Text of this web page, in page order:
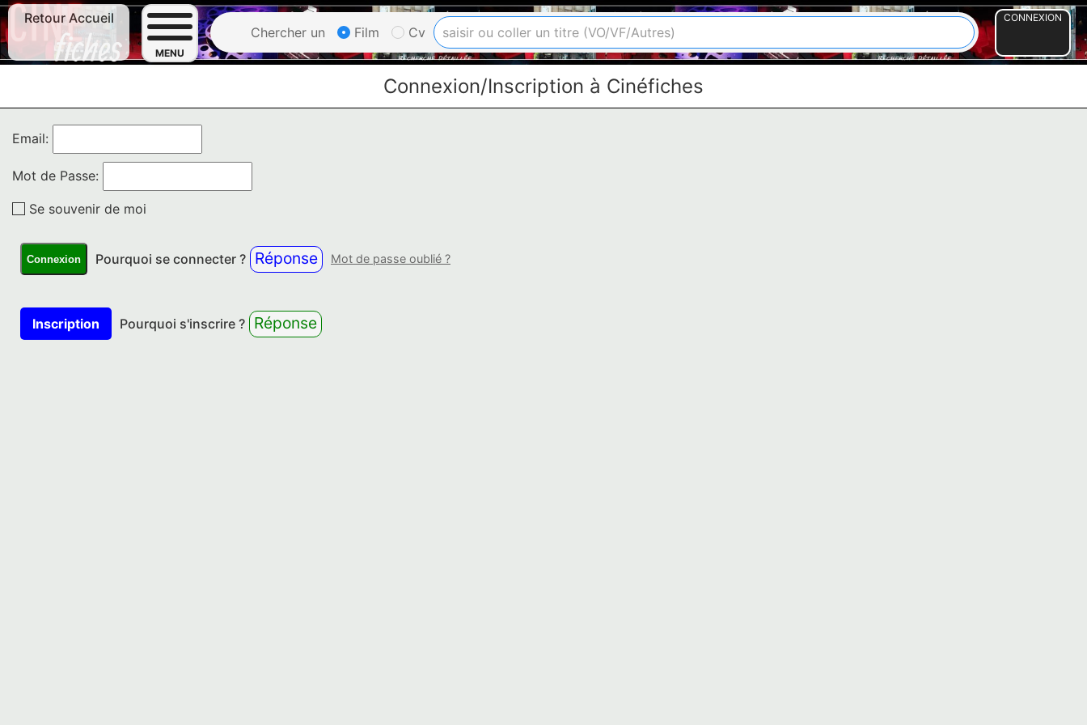
Retour Accueil
MENU
Chercher un Film Cv
CONNEXION
Connexion/Inscription à Cinéfiches
Email:
Mot de Passe:
Se souvenir de moi
Connexion Pourquoi se connecter ? Réponse Mot de passe oublié ?
Inscription Pourquoi s'inscrire ? Réponse